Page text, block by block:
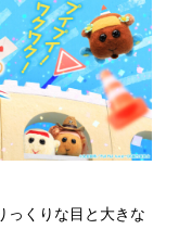
っくりな目と大きな